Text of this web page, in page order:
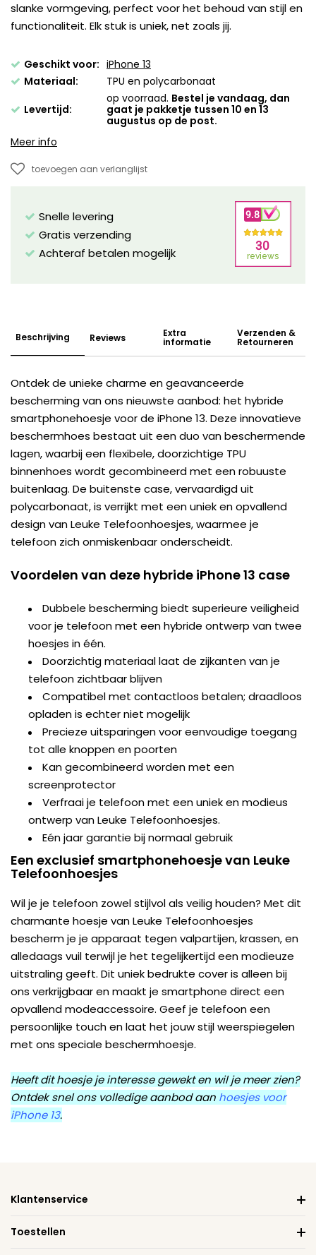
slanke vormgeving, perfect voor het behoud van stijl en
functionaliteit. Elk stuk is uniek, net zoals jij.
Geschikt voor: iPhone 13
Materiaal:
TPU en polycarbonaat
Levertijd:
op voorraad. Bestel je vandaag, dan
gaat je pakketje tussen 10 en 13
augustus op de post.
Meer info
toevoegen aan verlanglijst
Snelle levering
Gratis verzending
Achteraf betalen mogelijk
Beschrijving Reviews Extra
informatie
Verzenden &
Retourneren
Ontdek de unieke charme en geavanceerde
bescherming van ons nieuwste aanbod: het hybride
smartphonehoesje voor de iPhone 13. Deze innovatieve
beschermhoes bestaat uit een duo van beschermende
lagen, waarbij een flexibele, doorzichtige TPU
binnenhoes wordt gecombineerd met een robuuste
buitenlaag. De buitenste case, vervaardigd uit
polycarbonaat, is verrijkt met een uniek en opvallend
design van Leuke Telefoonhoesjes, waarmee je
telefoon zich onmiskenbaar onderscheidt.
Voordelen van deze hybride iPhone 13 case
Dubbele bescherming biedt superieure veiligheid
voor je telefoon met een hybride ontwerp van twee
hoesjes in één.
Doorzichtig materiaal laat de zijkanten van je
telefoon zichtbaar blijven
Compatibel met contactloos betalen; draadloos
opladen is echter niet mogelijk
Precieze uitsparingen voor eenvoudige toegang
tot alle knoppen en poorten
Kan gecombineerd worden met een
screenprotector
Verfraai je telefoon met een uniek en modieus
ontwerp van Leuke Telefoonhoesjes.
Eén jaar garantie bij normaal gebruik
Een exclusief smartphonehoesje van Leuke
Telefoonhoesjes
Wil je je telefoon zowel stijlvol als veilig houden? Met dit
charmante hoesje van Leuke Telefoonhoesjes
bescherm je je apparaat tegen valpartijen, krassen, en
alledaags vuil terwijl je het tegelijkertijd een modieuze
uitstraling geeft. Dit uniek bedrukte cover is alleen bij
ons verkrijgbaar en maakt je smartphone direct een
opvallend modeaccessoire. Geef je telefoon een
persoonlijke touch en laat het jouw stijl weerspiegelen
met ons speciale beschermhoesje.
Heeft dit hoesje je interesse gewekt en wil je meer zien?
Ontdek snel ons volledige aanbod aan hoesjes voor
iPhone 13.
Klantenservice
Toestellen